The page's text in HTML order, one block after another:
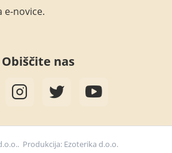
e-novice.
Obiščite nas
Produkcija: Ezoterika d.o.o.